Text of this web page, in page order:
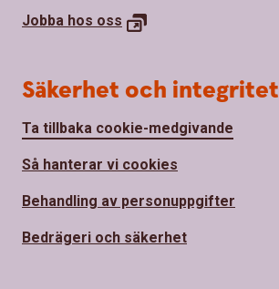
Jobba hos oss
Säkerhet och integritet
Ta tillbaka cookie-medgivande
Så hanterar vi cookies
Behandling av personuppgifter
Bedrägeri och säkerhet